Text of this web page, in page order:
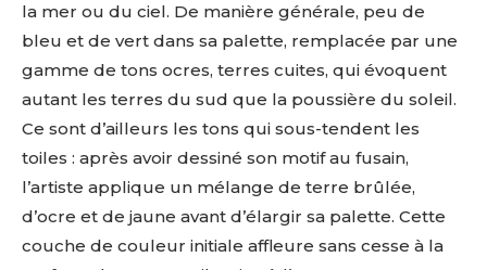
la mer ou du ciel. De manière générale, peu de
bleu et de vert dans sa palette, remplacée par une
gamme de tons ocres, terres cuites, qui évoquent
autant les terres du sud que la poussière du soleil.
Ce sont d’ailleurs les tons qui sous-tendent les
toiles : après avoir dessiné son motif au fusain,
l’artiste applique un mélange de terre brûlée,
d’ocre et de jaune avant d’élargir sa palette. Cette
couche de couleur initiale affleure sans cesse à la